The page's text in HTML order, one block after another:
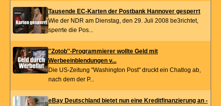
Tausende EC-Karten der Postbank Hannover gesperrt
Wie der NDR am Dienstag, den 29. Juli 2008 be3richtet,
sperrte die Pos...
''Zotob''-Programmierer wollte Geld mit
Werbeeinblendungen v...
Die US-Zeitung "Washington Post" druckt ein Chatlog ab,
nach dem der P...
eBay Deutschland bietet nun eine Kreditfinanzierung an -